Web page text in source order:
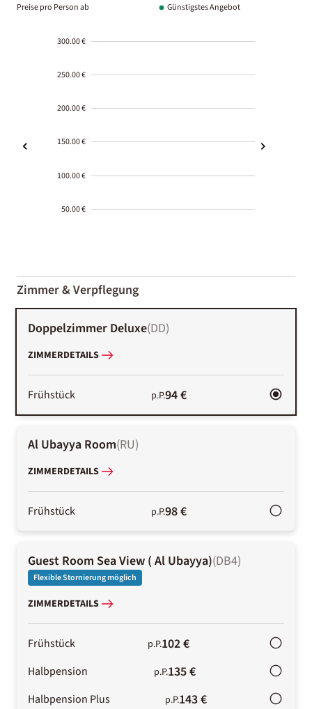
Preise pro Person ab Günstigstes Angebot
300.00 €
250.00 €
200.00 €
150.00 €
100.00 €
50.00 €
01-02
Zimmer & Verpflegung
Doppelzimmer Deluxe(DD)
ZIMMERDETAILS
Frühstück p.P.94 €
Al Ubayya Room(RU)
ZIMMERDETAILS
Frühstück p.P.98 €
Guest Room Sea View ( Al Ubayya)(DB4)
Flexible Stornierung möglich
ZIMMERDETAILS
Frühstück p.P.102 €
Halbpension p.P.135 €
Halbpension Plus p.P.143 €